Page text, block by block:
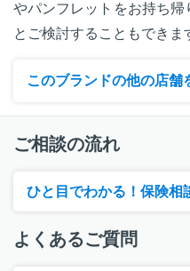
やパンフレットをお持ち帰
とご検討することもできま
このブランドの他の店舗
ご相談の流れ
ひと目でわかる！保険相
よくあるご質問